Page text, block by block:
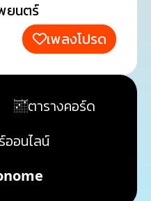
ยนตร์
เพลงโปรด
ตารางคอร์ด
ออนไลน์